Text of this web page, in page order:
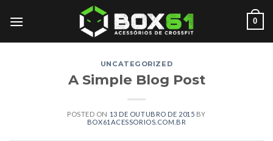
0
UNCATEGORIZED
A Simple Blog Post
POSTED ON 13 DE OUTUBRO DE 2015 BY
BOX61ACESSORIOS.COM.BR